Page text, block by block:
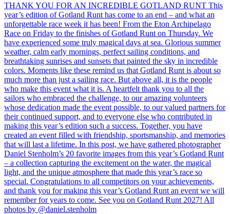
THANK YOU FOR AN INCREDIBLE GOTLAND RUNT This
year’s edition of Gotland Runt has come to an end – and what an
unforgettable race week it has been! From the Eton Archipelago
Race on Friday to the finishes of Gotland Runt on Thursday. We
have experienced some truly magical days at sea. Glorious summer
weather, calm early mornings, perfect sailing conditions, and
breathtaking sunrises and sunsets that painted the sky in incredible
colors. Moments like these remind us that Gotland Runt is about so
much more than just a sailing race. But above all, it is the people
who make this event what it is. A heartfelt thank you to all the
sailors who embraced the challenge, to our amazing volunteers
whose dedication made the event possible, to our valued partners for
their continued support, and to everyone else who contributed in
making this year’s edition such a success. Together, you have
created an event filled with friendship, sportsmanship, and memories
that will last a lifetime. In this post, we have gathered photographer
Daniel Stenholm’s 20 favorite images from this year’s Gotland Runt
– a collection capturing the excitement on the water, the magical
light, and the unique atmosphere that made this year’s race so
special. Congratulations to all competitors on your achievements,
and thank you for making this year’s Gotland Runt an event we will
remember for years to come. See you on Gotland Runt 2027! All
photos by @daniel.stenholm